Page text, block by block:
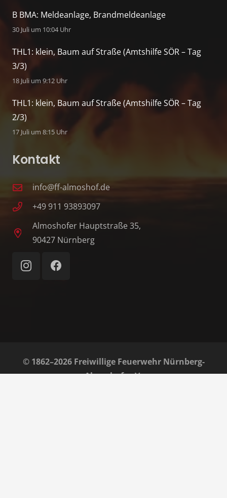
B BMA: Meldeanlage, Brandmeldeanlage
30 Juli um 10:04 Uhr
THL1: klein, Baum auf Straße (Amtshilfe SÖR – Tag
3/3)
18 Juli um 9:12 Uhr
THL1: klein, Baum auf Straße (Amtshilfe SÖR – Tag
2/3)
17 Juli um 8:15 Uhr
Kontakt
info@ff-almoshof.de
+49 911 93893097
Almoshofer Hauptstraße 35,
90427 Nürnberg
© 1862–2026 Freiwillige Feuerwehr Nürnberg-
Almoshof e. V.